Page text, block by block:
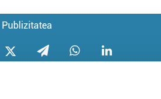
Publizitatea